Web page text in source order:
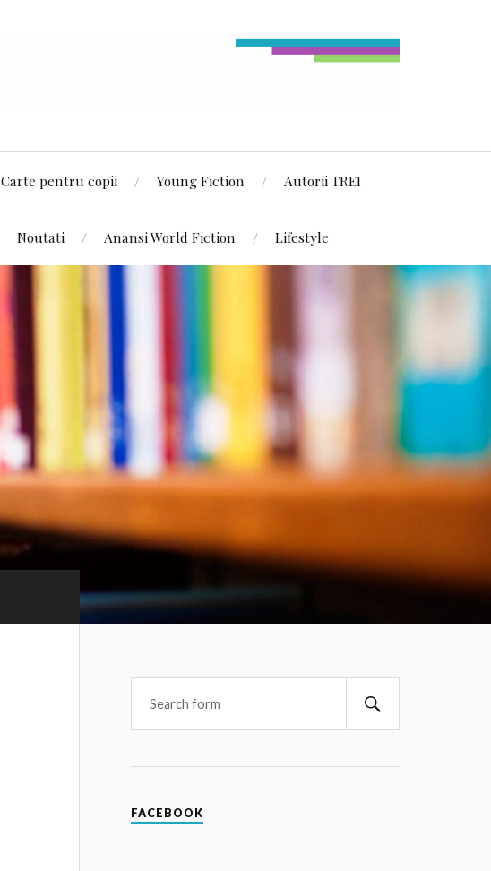
Carte pentru copii Young Fiction Autorii TREI
Noutati Anansi World Fiction Lifestyle
FACEBOOK